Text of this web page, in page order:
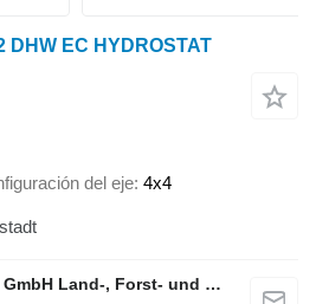
EC HYDROSTAT
del eje 4x4
Seippel Landmaschinen GmbH Land-, Forst- und Gartentechnik